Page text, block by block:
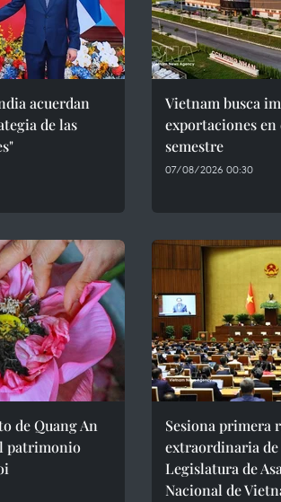
acuerdan
de las
Vietnam busca
exportaciones en
semestre
07/08/2026 00:30
de Quang An
patrimonio
Sesiona primera
extraordinaria de
Legislatura de
Nacional de